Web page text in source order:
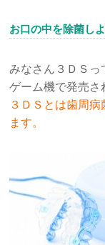
お口の中を除菌し
みなさん３ＤＳっ
ゲーム機で発売さ
３ＤＳとは歯周
ます。